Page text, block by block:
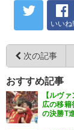
いいね!
次の記事
おすすめ記事
【ルヴ
広の移籍
の決勝T